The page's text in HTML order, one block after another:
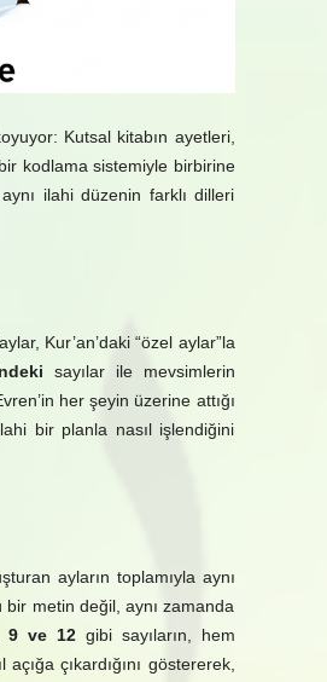
Kutsal kitabın ayetleri,
kodlama sistemiyle birbirine
ilahi düzenin farklı dilleri
Kur’an’daki “özel aylar”la
sayılar ile mevsimlerin
her şeyin üzerine attığı
bir planla nasıl işlendiğini
ayların toplamıyla aynı
bir metin değil, aynı zamanda
9 ve 12gibi sayıların, hem
çıkardığını göstererek,